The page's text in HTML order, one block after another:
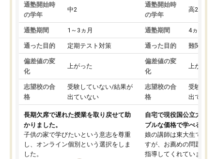
通塾開始時
の学年
中2
通塾期間 1～3ヵ月
通った目的 定期テスト対策
偏差値の変
化
上がった
志望校の合
格
受験していない/結果が
出ていない
長期欠席で遅れた授業を取り戻せて助
かりました。
子供の家で学びたいという意志を尊重
し、オンライン個別という選択をしま
した。
通塾開始時
の学年
高2
通塾期間 4ヵ月～1
通った目的 難関私立
偏差値の変
化
上がった
志望校の合
格
受験して
出ていな
自宅で現役国公立大学生
ブルな価格で学べる
娘の講師は東大生では無
すが、お薦めの問題集や
指導してくれています。